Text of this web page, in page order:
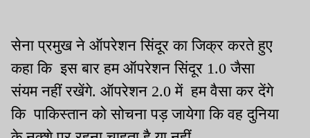
सेना प्रमुख ने ऑपरेशन सिंदूर का जिक्र करते हुए
कहा कि इस बार हम ऑपरेशन सिंदूर 1.0 जैसा
संयम नहीं रखेंगे. ऑपरेशन 2.0 में हम वैसा कर देंगे
कि पाकिस्तान को सोचना पड़ जायेगा कि वह दुनिया